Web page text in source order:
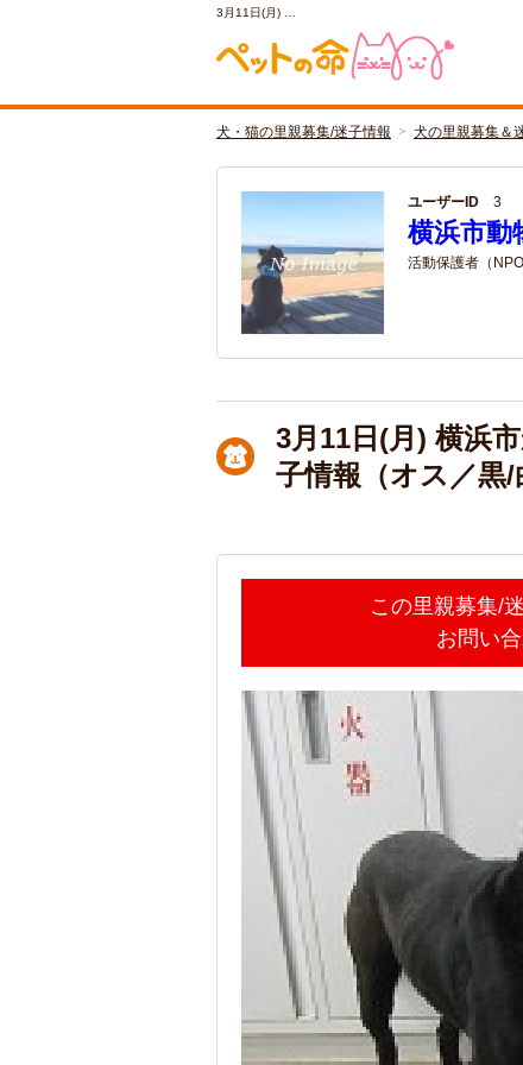
3月11日(月) …
犬・猫の里親募集/迷子情報 犬の里親募集＆
ユーザーID 3
横浜市動
活動保護者（
3月11日(月) 横浜
子情報（オス／黒
この里親募集/
お問い